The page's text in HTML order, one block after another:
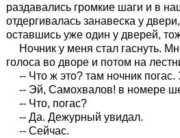
раздавались громкие шаги и в
отдергивалась занавеска у
оставшись уже один у дверей,
Ночник у меня стал гаснуть.
голоса во дворе и потом на
-- Что ж это? там ночник погас.
-- Эй, Самохвалов! в номере
-- Что, погас?
-- Да. Дежурный увидал.
-- Сейчас.